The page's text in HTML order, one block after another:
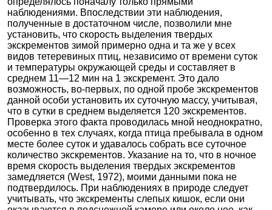
наблюдениями. Впоследствии эти наблюдения,
полученные в достаточном числе, позволили мне
установить, что скорость выделения твердых
экскрементов зимой примерно одна и та же у всех
видов тетеревиных птиц, независимо от времени суток
и температуры окружающей среды и составляет в
среднем 11—12 мин на 1 экскремент. Это дало
возможность, во-первых, по одной пробе экскрементов
данной особи установить их суточную массу, учитывая,
что в сутки в среднем выделяется 120 экскрементов.
Проверка этого факта проводилась мной неоднократно,
особенно в тех случаях, когда птица пребывала в одном
месте более суток и удавалось собрать все суточное
количество экскрементов. Указание на то, что в ночное
время скорость выделения твердых экскрементов
замедляется (West, 1972), моими данными пока не
подтвердилось. При наблюдениях в природе следует
учитывать, что экскременты слепых кишок, если они